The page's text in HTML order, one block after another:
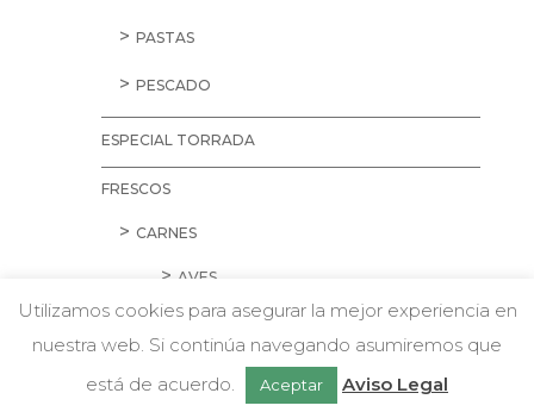
PASTAS
PESCADO
ESPECIAL TORRADA
FRESCOS
CARNES
AVES
CARNE PICADA
CERDO w Chatea con nosotros
Utilizamos cookies para asegurar la mejor experiencia en
nuestra web. Si continúa navegando asumiremos que
está de acuerdo.
Aceptar Aviso Legal